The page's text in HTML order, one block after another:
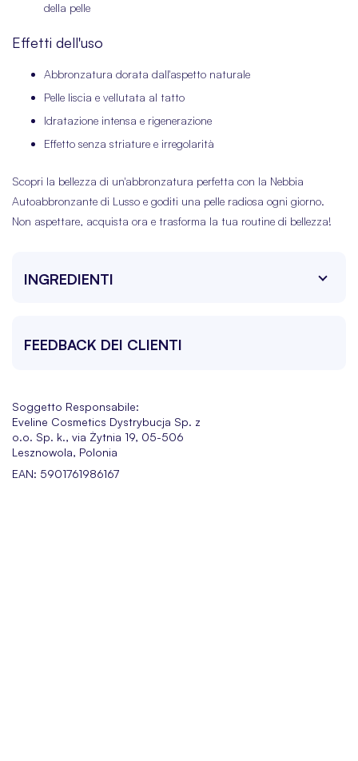
della pelle
Effetti dell'uso
Abbronzatura dorata dall'aspetto naturale
Pelle liscia e vellutata al tatto
Idratazione intensa e rigenerazione
Effetto senza striature e irregolarità
Scopri la bellezza di un'abbronzatura perfetta con la Nebbia
Autoabbronzante di Lusso e goditi una pelle radiosa ogni giorno.
Non aspettare, acquista ora e trasforma la tua routine di bellezza!
INGREDIENTI
FEEDBACK DEI CLIENTI
Soggetto Responsabile:
Eveline Cosmetics Dystrybucja Sp. z
o.o. Sp. k., via Żytnia 19, 05-506
Lesznowola, Polonia
EAN: 5901761986167